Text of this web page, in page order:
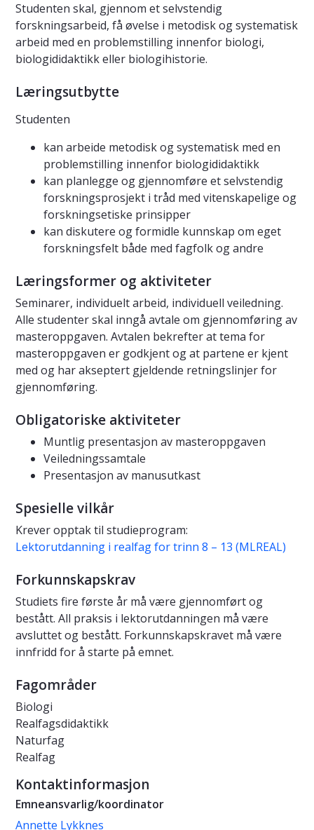
Studenten skal, gjennom et selvstendig
forskningsarbeid, få øvelse i metodisk og systematisk
arbeid med en problemstilling innenfor biologi,
biologididaktikk eller biologihistorie.
Læringsutbytte
Studenten
kan arbeide metodisk og systematisk med en
problemstilling innenfor biologididaktikk
kan planlegge og gjennomføre et selvstendig
forskningsprosjekt i tråd med vitenskapelige og
forskningsetiske prinsipper
kan diskutere og formidle kunnskap om eget
forskningsfelt både med fagfolk og andre
Læringsformer og aktiviteter
Seminarer, individuelt arbeid, individuell veiledning.
Alle studenter skal inngå avtale om gjennomføring av
masteroppgaven. Avtalen bekrefter at tema for
masteroppgaven er godkjent og at partene er kjent
med og har akseptert gjeldende retningslinjer for
gjennomføring.
Obligatoriske aktiviteter
Muntlig presentasjon av masteroppgaven
Veiledningssamtale
Presentasjon av manusutkast
Spesielle vilkår
Krever opptak til studieprogram:
Lektorutdanning i realfag for trinn 8 – 13 (MLREAL)
Forkunnskapskrav
Studiets fire første år må være gjennomført og
bestått. All praksis i lektorutdanningen må være
avsluttet og bestått. Forkunnskapskravet må være
innfridd for å starte på emnet.
Fagområder
Biologi
Realfagsdidaktikk
Naturfag
Realfag
Kontaktinformasjon
Emneansvarlig/koordinator
Annette Lykknes